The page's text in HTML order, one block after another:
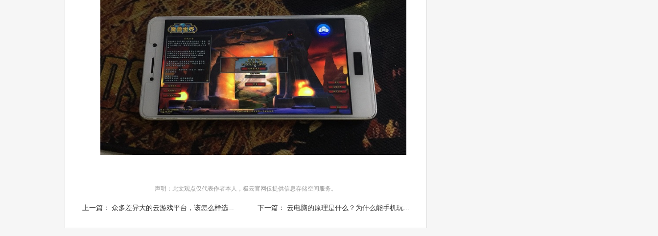
声明：此文观点仅代表作者本人，极云官网仅提供信息存储空间服务。
上一篇： 众多差异大的云游戏平台，该怎么样选... 下一篇： 云电脑的原理是什么？为什么能手机玩...